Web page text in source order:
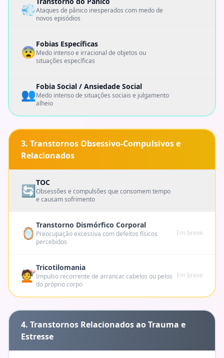
💨Ataques de pânico inesperados com medo de
novos episódios
😨Fobias Específicas
Medo intenso e irracional de objetos ou
situações específicas
👥Fobia Social / Ansiedade Social
Medo intenso de situações sociais e julgamento
alheio
3. Transtornos Obsessivo-Compulsivos e
Relacionados
🔄TOC
Obsessões e compulsões que consomem tempo
e causam sofrimento
🪞 Transtorno Dismórfico Corporal
Preocupação excessiva com defeitos físicos
percebidos
Em breve
💇Tricotilomania
Impulso recorrente de arrancar cabelos ou pelos
do próprio corpo
Em breve
4. Transtornos Relacionados ao Trauma e
Estresse